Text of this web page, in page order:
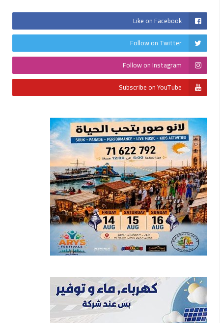
Like on Facebook
Follow on Twitter
Follow on Instagram
Subscribe on YouTube